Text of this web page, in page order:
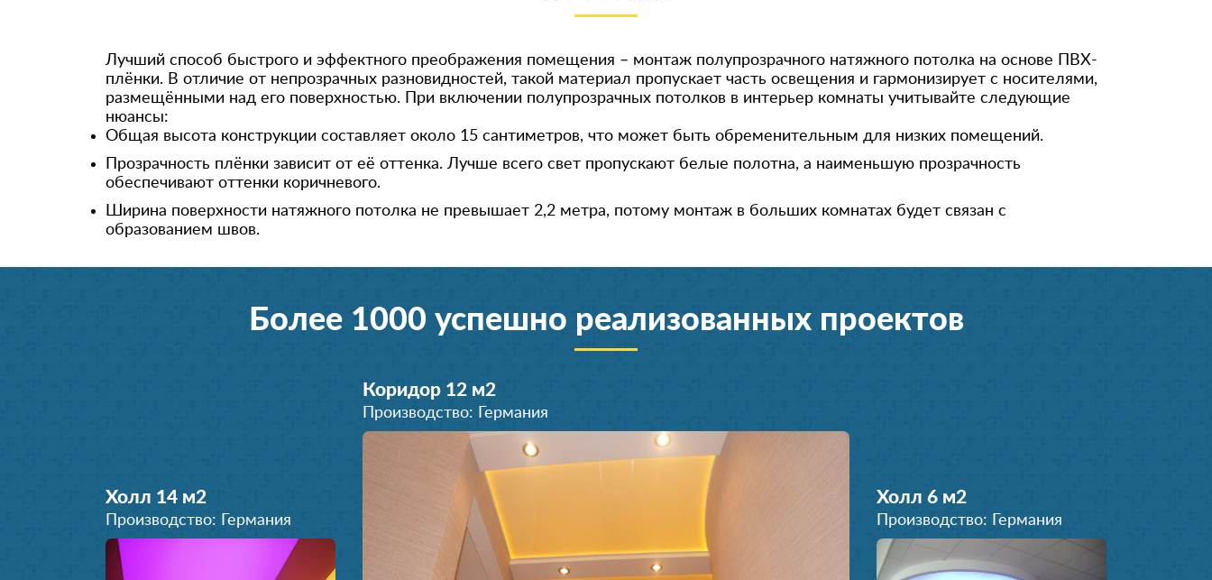
Лучший способ быстрого и эффектного преображения помещения – монтаж полупрозрачного натяжного потолка на основе ПВХ-
плёнки. В отличие от непрозрачных разновидностей, такой материал пропускает часть освещения и гармонизирует с носителями,
размещёнными над его поверхностью. При включении полупрозрачных потолков в интерьер комнаты учитывайте следующие
нюансы:
Общая высота конструкции составляет около 15 сантиметров, что может быть обременительным для низких помещений.
Прозрачность плёнки зависит от её оттенка. Лучше всего свет пропускают белые полотна, а наименьшую прозрачность
обеспечивают оттенки коричневого.
Ширина поверхности натяжного потолка не превышает 2,2 метра, потому монтаж в больших комнатах будет связан с
образованием швов.
Более 1000 успешно реализованных проектов
Коридор 12 м2
Производство: Германия
Холл 6 м2
Производство: Германия
Гостиная 22 м
Производство: Германия
Зал 21 м
Производство: Германия
Холл 14 м2
Производство: Германия